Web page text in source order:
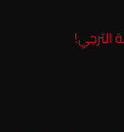
الترجي!